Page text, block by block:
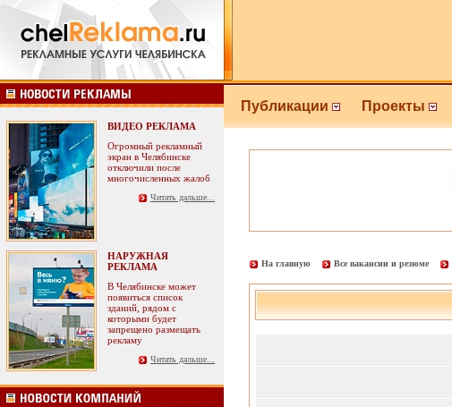
ВИДЕО РЕКЛАМА
Огромный рекламный
экран в Челябинске
отключили после
многочисленных жалоб
Читать дальше...
НАРУЖНАЯ
РЕКЛАМА
В Челябинске может
появиться список
зданий, рядом с
которыми будет
запрещено размещать
рекламу
Читать дальше...
Публикации Проекты
На главную Все вакансии и резюме